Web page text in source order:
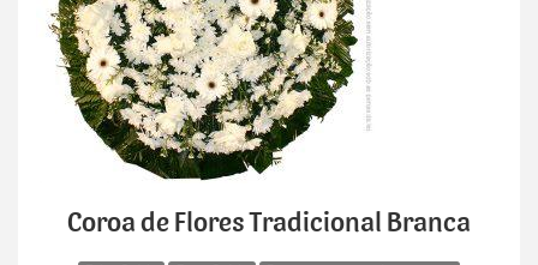
Coroa de Flores Tradicional Branca